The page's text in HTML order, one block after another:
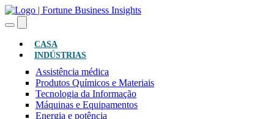
CASA
INDÚSTRIAS
Assistência médica
Produtos Químicos e Materiais
Tecnologia da Informação
Máquinas e Equipamentos
Energia e potência